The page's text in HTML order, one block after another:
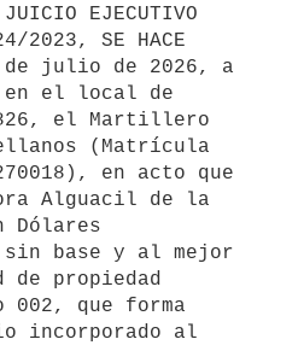
EJECUTIVO
2023, SE HACE
de julio de 2026, a
el local de
826, el Martillero
(Matrícula
en acto que
Alguacil de la
Dólares
sin base y al mejor
propiedad
002, que forma
incorporado al